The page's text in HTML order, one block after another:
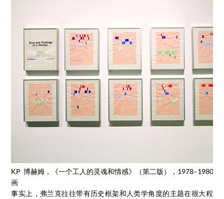
KP 博赫姆，《一个工人的灵魂和情感》（第二版），1978–1980年
画
事实上，弗兰克往往带有历史框架和人类学角度的主题在很大程